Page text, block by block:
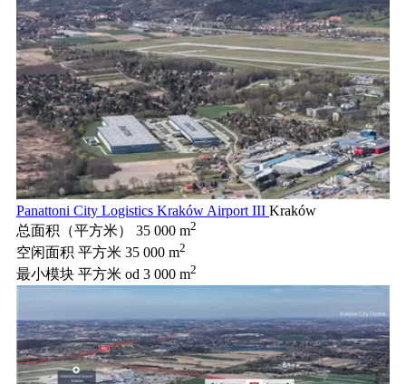
Panattoni City Logistics Kraków Airport III Kraków
总面积（平方米）
35 000 m2
空闲面积 平方米 35 000 m2
最小模块 平方米 od 3 000 m2